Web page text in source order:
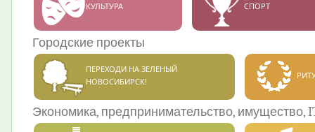
КУЛЬТУРА СПОРТ
Городские проекты
ПЕРЕХОДИ НА ЗЕЛЕНЫЙ
НОВОСИБИРСК!
Экономика, предпринимательство, имущество,